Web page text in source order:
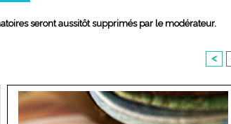
seront aussitôt supprimés par le modérateur.
<